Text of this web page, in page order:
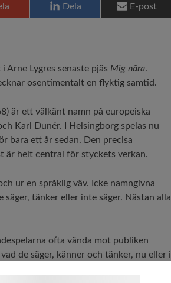
Dela E-post
Lygres senaste pjäs Mig nära.
osentimentalt en flyktig samtid.
är ett välkänt namn på europeiska
Karl Dunér. I Helsingborg spelas nu
bara ett år sedan. Den precisa
är helt central för styckets verkan.
ur en språklig väv. Icke namngivna
tänker eller inte säger. Nästan alla
ofta vända mot publiken
de säger, känner och tänker, nu eller i
just så, i levande livet, som om de vore